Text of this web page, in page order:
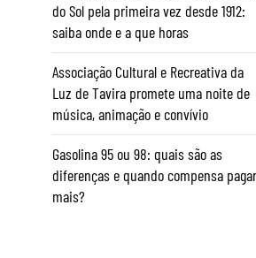
do Sol pela primeira vez desde 1912:
saiba onde e a que horas
Associação Cultural e Recreativa da
Luz de Tavira promete uma noite de
música, animação e convívio
Gasolina 95 ou 98: quais são as
diferenças e quando compensa pagar
mais?